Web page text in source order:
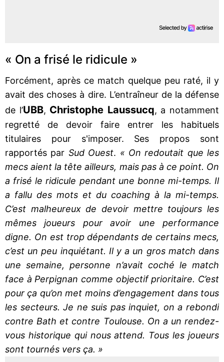
« On a frisé le ridicule »
Forcément, après ce match quelque peu raté, il y
avait des choses à dire. L’entraîneur de la défense
de l’UBB, Christophe Laussucq, a notamment
regretté de devoir faire entrer les habituels
titulaires pour s'imposer. Ses propos sont
rapportés par Sud Ouest. « On redoutait que les
mecs aient la tête ailleurs, mais pas à ce point. On
a frisé le ridicule pendant une bonne mi-temps. Il
a fallu des mots et du coaching à la mi-temps.
C’est malheureux de devoir mettre toujours les
mêmes joueurs pour avoir une performance
digne. On est trop dépendants de certains mecs,
c’est un peu inquiétant. Il y a un gros match dans
une semaine, personne n’avait coché le match
face à Perpignan comme objectif prioritaire. C’est
pour ça qu’on met moins d’engagement dans tous
les secteurs. Je ne suis pas inquiet, on a rebondi
contre Bath et contre Toulouse. On a un rendez-
vous historique qui nous attend. Tous les joueurs
sont tournés vers ça. »